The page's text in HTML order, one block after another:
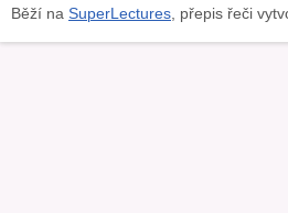
Běží na SuperLectures, přepis řeči